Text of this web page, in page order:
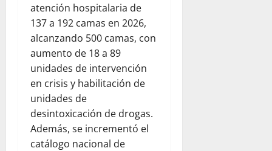
atención hospitalaria de
137 a 192 camas en 2026,
alcanzando 500 camas, con
aumento de 18 a 89
unidades de intervención
en crisis y habilitación de
unidades de
desintoxicación de drogas.
Además, se incrementó el
catálogo nacional de